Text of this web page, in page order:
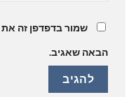
שמור בדפדפן זה
הבאה שאגיב.